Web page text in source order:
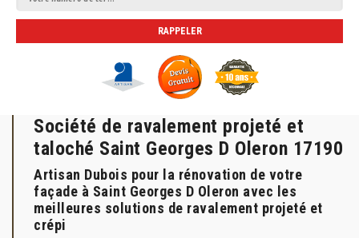
Société de ravalement projeté et
taloché Saint Georges D Oleron 17190
Artisan Dubois pour la rénovation de votre
façade à Saint Georges D Oleron avec les
meilleures solutions de ravalement projeté et
crépi